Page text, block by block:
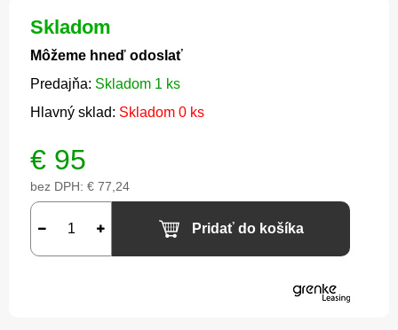
Skladom
Môžeme hneď odoslať
Predajňa: Skladom 1 ks
Hlavný sklad: Skladom 0 ks
€ 95
bez DPH: € 77,24
Pridať do košíka